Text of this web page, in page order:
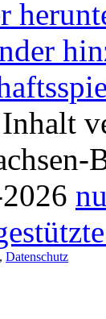
, Datenschutz